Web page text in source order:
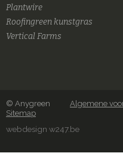
Plantwire
Roofingreen kunstgras
Vertical Farms
© Anygreen Algemene
Sitemap
webdesign w247.be